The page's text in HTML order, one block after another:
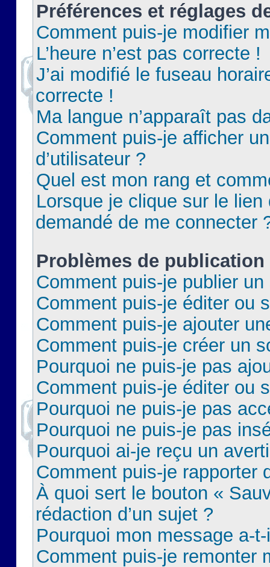
Préférences et réglages
Comment puis-je modifier
L’heure n’est pas correcte !
J’ai modifié le fuseau
correcte !
Ma langue n’apparaît pas
Comment puis-je afficher
d’utilisateur ?
Quel est mon rang et
Lorsque je clique sur le lien
demandé de me connecter
Problèmes de publication
Comment puis-je publier
Comment puis-je éditer ou
Comment puis-je ajouter
Comment puis-je créer un
Pourquoi ne puis-je pas
Comment puis-je éditer ou
Pourquoi ne puis-je pas
Pourquoi ne puis-je pas
Pourquoi ai-je reçu un
Comment puis-je rapporter
À quoi sert le bouton «
rédaction d’un sujet ?
Pourquoi mon message a-
Comment puis-je remonter